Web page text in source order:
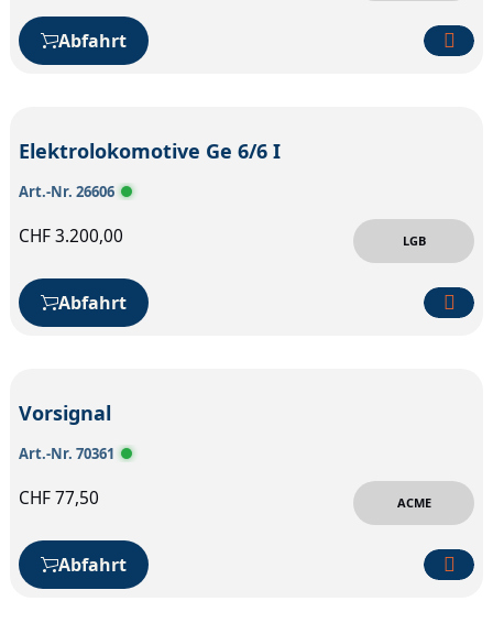
Abfahrt
Elektrolokomotive Ge 6/6 I
Art.-Nr. 26606
CHF3.200,00 LGB
Abfahrt
Vorsignal
Art.-Nr. 70361
CHF77,50 ACME
Abfahrt